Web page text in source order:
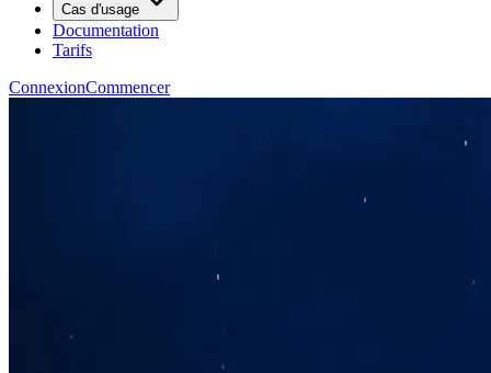
Cas d'usage
Documentation
Tarifs
ConnexionCommencer